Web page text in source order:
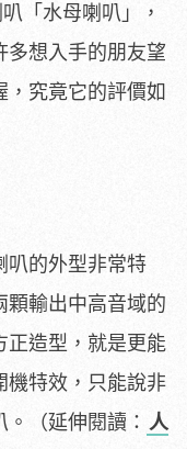
「水母喇叭」，
多想入手的朋友望
究竟它的評價如
叭的外型非常特
顆輸出中高音域的
正造型，就是更能
機特效，只能說非
（延伸閱讀： 人